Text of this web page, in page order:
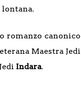
romanzo canonico
Maestra Jedi
Indara.